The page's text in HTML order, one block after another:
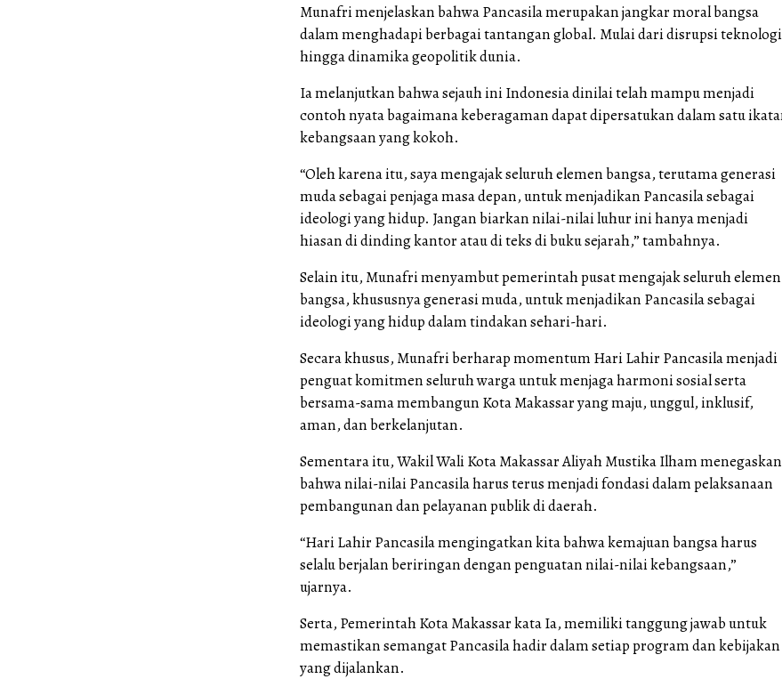
Munafri menjelaskan bahwa Pancasila merupakan jangkar moral bangsa
dalam menghadapi berbagai tantangan global. Mulai dari disrupsi teknologi
hingga dinamika geopolitik dunia.
Ia melanjutkan bahwa sejauh ini Indonesia dinilai telah mampu menjadi
contoh nyata bagaimana keberagaman dapat dipersatukan dalam satu
kebangsaan yang kokoh.
“Oleh karena itu, saya mengajak seluruh elemen bangsa, terutama generasi
muda sebagai penjaga masa depan, untuk menjadikan Pancasila sebagai
ideologi yang hidup. Jangan biarkan nilai-nilai luhur ini hanya menjadi
hiasan di dinding kantor atau di teks di buku sejarah,” tambahnya.
Selain itu, Munafri menyambut pemerintah pusat mengajak seluruh elemen
bangsa, khususnya generasi muda, untuk menjadikan Pancasila sebagai
ideologi yang hidup dalam tindakan sehari-hari.
Secara khusus, Munafri berharap momentum Hari Lahir Pancasila menjadi
penguat komitmen seluruh warga untuk menjaga harmoni sosial serta
bersama-sama membangun Kota Makassar yang maju, unggul, inklusif,
aman, dan berkelanjutan.
Sementara itu, Wakil Wali Kota Makassar Aliyah Mustika Ilham menegaskan
bahwa nilai-nilai Pancasila harus terus menjadi fondasi dalam pelaksanaan
pembangunan dan pelayanan publik di daerah.
“Hari Lahir Pancasila mengingatkan kita bahwa kemajuan bangsa harus
selalu berjalan beriringan dengan penguatan nilai-nilai kebangsaan,”
ujarnya.
Serta, Pemerintah Kota Makassar kata Ia, memiliki tanggung jawab untuk
memastikan semangat Pancasila hadir dalam setiap program dan kebijakan
yang dijalankan.